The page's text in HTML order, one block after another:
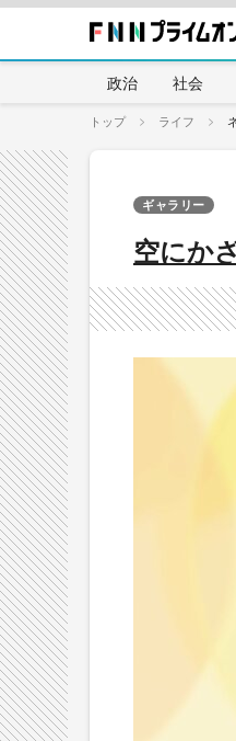
政治 社会
トップ ライフ
空にか
ギャラリー